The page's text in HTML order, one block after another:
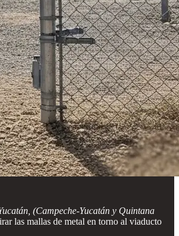
(Campeche-Yucatán y Quintana
las mallas de metal en torno al viaducto